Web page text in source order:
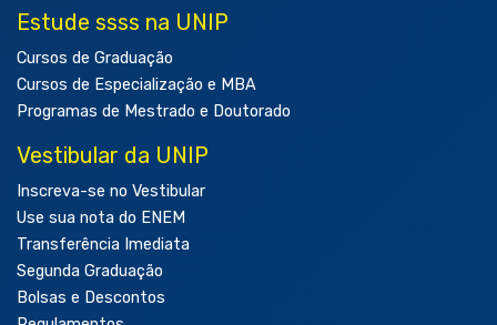
Estude ssss na UNIP
Cursos de Graduação
Cursos de Especialização e MBA
Programas de Mestrado e Doutorado
Vestibular da UNIP
Inscreva-se no Vestibular
Use sua nota do ENEM
Transferência Imediata
Segunda Graduação
Bolsas e Descontos